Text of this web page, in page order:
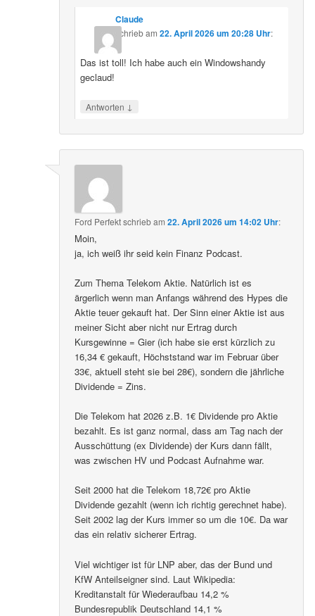
Claude
schriebam 22. April 2026 um 20:28 Uhr:
Das ist toll! Ich habe auch ein Windowshandy
geclaud!
Antworten ↓
Ford Perfektschriebam22. April 2026 um 14:02 Uhr:
Moin,
ja, ich weiß ihr seid kein Finanz Podcast.
Zum Thema Telekom Aktie. Natürlich ist es
ärgerlich wenn man Anfangs während des Hypes die
Aktie teuer gekauft hat. Der Sinn einer Aktie ist aus
meiner Sicht aber nicht nur Ertrag durch
Kursgewinne = Gier (ich habe sie erst kürzlich zu
16,34 € gekauft, Höchststand war im Februar über
33€, aktuell steht sie bei 28€), sondern die jährliche
Dividende = Zins.
Die Telekom hat 2026 z.B. 1€ Dividende pro Aktie
bezahlt. Es ist ganz normal, dass am Tag nach der
Ausschüttung (ex Dividende) der Kurs dann fällt,
was zwischen HV und Podcast Aufnahme war.
Seit 2000 hat die Telekom 18,72€ pro Aktie
Dividende gezahlt (wenn ich richtig gerechnet habe).
Seit 2002 lag der Kurs immer so um die 10€. Da war
das ein relativ sicherer Ertrag.
Viel wichtiger ist für LNP aber, das der Bund und
KfW Anteilseigner sind. Laut Wikipedia:
Kreditanstalt für Wiederaufbau 14,2 %
Bundesrepublik Deutschland 14,1 %